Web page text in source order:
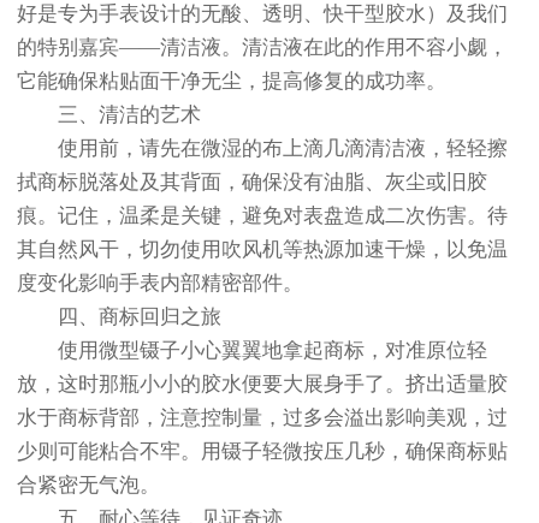
好是专为手表设计的无酸、透明、快干型胶水）及我们
的特别嘉宾——清洁液。清洁液在此的作用不容小觑，
它能确保粘贴面干净无尘，提高修复的成功率。
三、清洁的艺术
使用前，请先在微湿的布上滴几滴清洁液，轻轻擦
拭商标脱落处及其背面，确保没有油脂、灰尘或旧胶
痕。记住，温柔是关键，避免对表盘造成二次伤害。待
其自然风干，切勿使用吹风机等热源加速干燥，以免温
度变化影响手表内部精密部件。
四、商标回归之旅
使用微型镊子小心翼翼地拿起商标，对准原位轻
放，这时那瓶小小的胶水便要大展身手了。挤出适量胶
水于商标背部，注意控制量，过多会溢出影响美观，过
少则可能粘合不牢。用镊子轻微按压几秒，确保商标贴
合紧密无气泡。
五、耐心等待，见证奇迹